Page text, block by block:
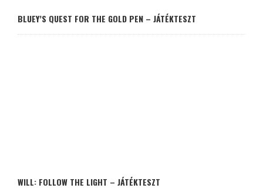
BLUEY’S QUEST FOR THE GOLD PEN – JÁTÉKTESZT
WILL: FOLLOW THE LIGHT – JÁTÉKTESZT